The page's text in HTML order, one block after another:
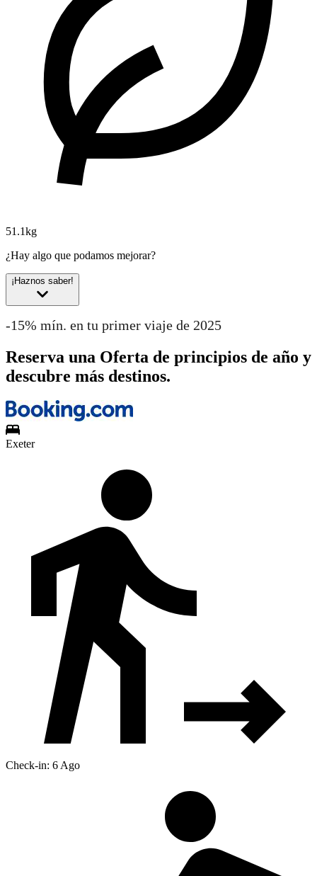
51.1kg
¿Hay algo que podamos mejorar?
¡Haznos saber!
-15% mín. en tu primer viaje de 2025
Reserva una Oferta de principios de año y
descubre más destinos.
Exeter
Check-in: 6 Ago